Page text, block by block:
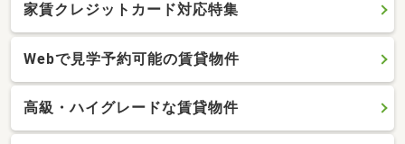
家賃クレジットカード対応特集
Webで見学予約可能の賃貸物件
高級・ハイグレードな賃貸物件